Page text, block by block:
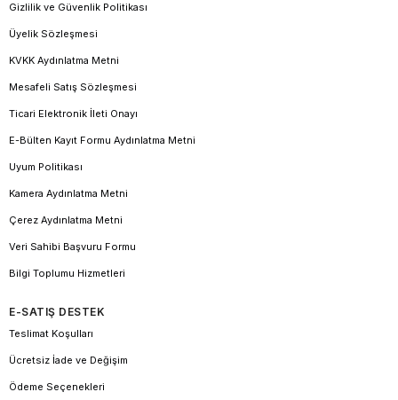
Gizlilik ve Güvenlik Politikası
Üyelik Sözleşmesi
KVKK Aydınlatma Metni
Mesafeli Satış Sözleşmesi
Ticari Elektronik İleti Onayı
E-Bülten Kayıt Formu Aydınlatma Metni
Uyum Politikası
Kamera Aydınlatma Metni
Çerez Aydınlatma Metni
Veri Sahibi Başvuru Formu
Bilgi Toplumu Hizmetleri
E-SATIŞ DESTEK
Teslimat Koşulları
Ücretsiz İade ve Değişim
Ödeme Seçenekleri